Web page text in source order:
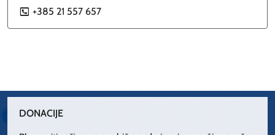
P +385 21 557 657
DONACIJE